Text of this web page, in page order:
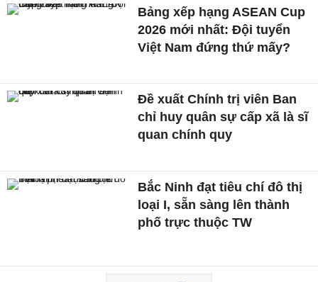
Bảng xếp hạng ASEAN Cup
2026 mới nhất: Đội tuyển
Việt Nam đứng thứ mấy?
Đề xuất Chính trị viên Ban
chỉ huy quân sự cấp xã là sĩ
quan chính quy
Bắc Ninh đạt tiêu chí đô thị
loại I, sẵn sàng lên thành
phố trực thuộc TW